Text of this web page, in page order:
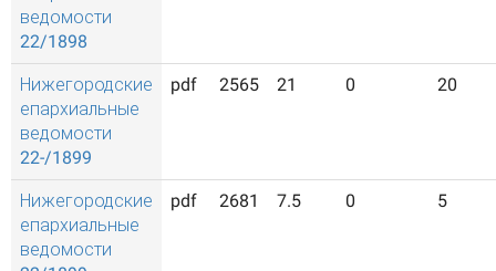
ведомости
22/1898
Нижегородские
епархиальные
ведомости
22-/1899
pdf 2565 21 0 20
Нижегородские
епархиальные
ведомости
pdf 2681 7.5 0 5